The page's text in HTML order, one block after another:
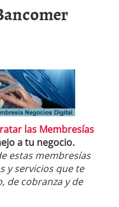
las Membresías
a tu negocio.
estas membresías
y servicios que te
de cobranza y de